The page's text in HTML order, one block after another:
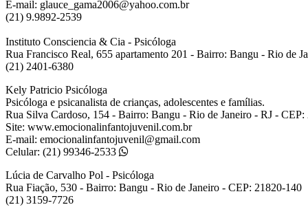
E-mail: glauce_gama2006@yahoo.com.br
(21) 9.9892-2539
Instituto Consciencia & Cia - Psicóloga
Rua Francisco Real, 655 apartamento 201 - Bairro: Bangu - Rio de
(21) 2401-6380
Kely Patricio Psicóloga
Psicóloga e psicanalista de crianças, adolescentes e famílias.
Rua Silva Cardoso, 154 - Bairro: Bangu - Rio de Janeiro - RJ - CEP:
Site: www.emocionalinfantojuvenil.com.br
E-mail: emocionalinfantojuvenil@gmail.com
Celular: (21) 99346-2533
Lúcia de Carvalho Pol - Psicóloga
Rua Fiação, 530 - Bairro: Bangu - Rio de Janeiro - CEP: 21820-140
(21) 3159-7726